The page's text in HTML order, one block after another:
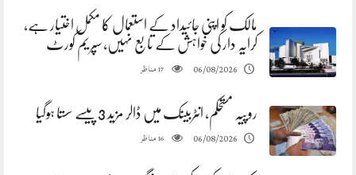
مالک کو اپنی جائیداد کے استعمال کا مکمل اختیار ہے،
کرایہ دار کی خواہش کے تابع نہیں، سپریم کورٹ
06/08/2026
17مناظر
روپیہ مستحکم، انٹربینک میں ڈالر مزید 3 پیسے سستا ہوگیا
06/08/2026
16مناظر